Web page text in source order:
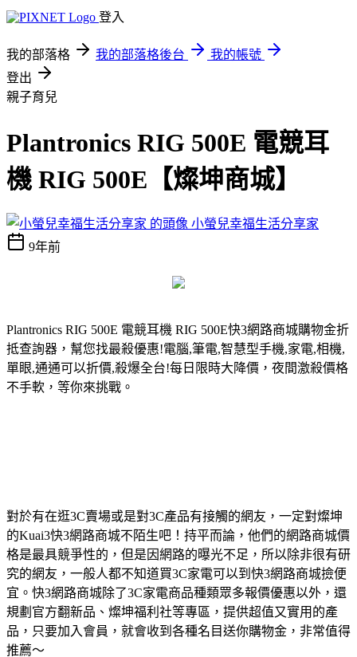
登入
我的部落格 我的部落格後台
我的帳號
登出
親子育兒
Plantronics RIG 500E 電競耳
機 RIG 500E【燦坤商城】
小螢兒幸福生活分享家
9年前
Plantronics RIG 500E 電競耳機 RIG 500E快3網路商城購物金折
抵查詢器，幫您找最殺優惠!電腦,筆電,智慧型手機,家電,相機,
單眼,通通可以折價,殺爆全台!每日限時大降價，夜間激殺價格
不手軟，等你來挑戰。
對於有在逛3C賣場或是對3C產品有接觸的網友，一定對燦坤
的Kuai3快3網路商城不陌生吧！持平而論，他們的網路商城價
格是最具競爭性的，但是因網路的曝光不足，所以除非很有研
究的網友，一般人都不知道買3C家電可以到快3網路商城撿便
宜。快3網路商城除了3C家電商品種類眾多報價優惠以外，還
規劃官方翻新品、燦坤福利社等專區，提供超值又實用的產
品，只要加入會員，就會收到各種名目送你購物金，非常值得
推薦～